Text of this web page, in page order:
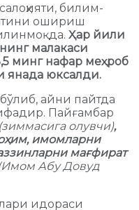
билим-
ошириш
Ҳар йили
малакаси
минг нафар меҳроб
янада юксалди.
айни пайтда
Пайғамбар
(зиммасига олувчи),
имомларни
мағфират
Абу Довуд
идораси